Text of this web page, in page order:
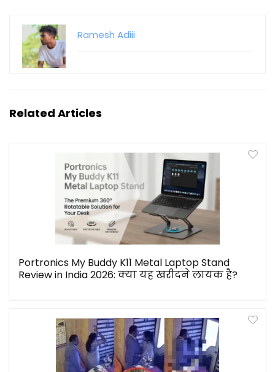
Ramesh Adiii
Related Articles
Portronics My Buddy K11 Metal Laptop Stand
Review in India 2026: क्या यह खरीदने लायक है?